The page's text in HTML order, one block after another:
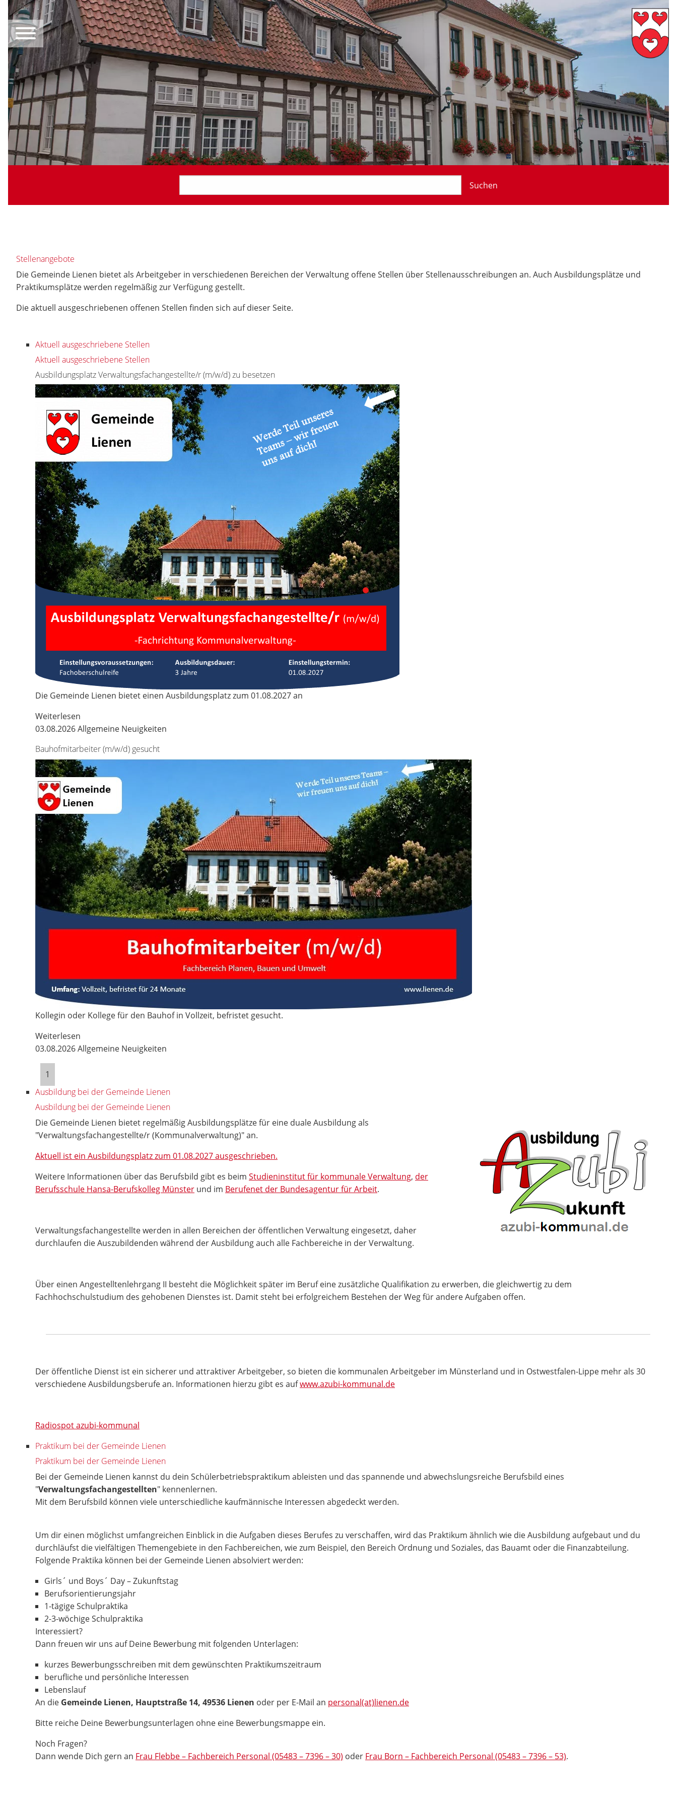
Suchen
Stellenangebote
Die Gemeinde Lienen bietet als Arbeitgeber in verschiedenen Bereichen der Verwaltung offene Stellen über Stellenausschreibungen an. Auch Ausbildungsplätze und
Praktikumsplätze werden regelmäßig zur Verfügung gestellt.
Die aktuell ausgeschriebenen offenen Stellen finden sich auf dieser Seite.
Aktuell ausgeschriebene Stellen
Aktuell ausgeschriebene Stellen
Ausbildungsplatz Verwaltungsfachangestellte/r (m/w/d) zu besetzen
Die Gemeinde Lienen bietet einen Ausbildungsplatz zum 01.08.2027 an
Weiterlesen
03.08.2026Allgemeine Neuigkeiten
Bauhofmitarbeiter (m/w/d) gesucht
Kollegin oder Kollege für den Bauhof in Vollzeit, befristet gesucht.
Weiterlesen
03.08.2026Allgemeine Neuigkeiten
1
Ausbildung bei der Gemeinde Lienen
Ausbildung bei der Gemeinde Lienen
Die Gemeinde Lienen bietet regelmäßig Ausbildungsplätze für eine duale Ausbildung als
"Verwaltungsfachangestellte/r (Kommunalverwaltung)" an.
Aktuell ist ein Ausbildungsplatz zum 01.08.2027 ausgeschrieben.
Weitere Informationen über das Berufsbild gibt es beim Studieninstitut für kommunale Verwaltung, der
Berufsschule Hansa-Berufskolleg Münster und im Berufenet der Bundesagentur für Arbeit.
Verwaltungsfachangestellte werden in allen Bereichen der öffentlichen Verwaltung eingesetzt, daher
durchlaufen die Auszubildenden während der Ausbildung auch alle Fachbereiche in der Verwaltung.
Über einen Angestelltenlehrgang II besteht die Möglichkeit später im Beruf eine zusätzliche Qualifikation zu erwerben, die gleichwertig zu dem
Fachhochschulstudium des gehobenen Dienstes ist. Damit steht bei erfolgreichem Bestehen der Weg für andere Aufgaben offen.
Der öffentliche Dienst ist ein sicherer und attraktiver Arbeitgeber, so bieten die kommunalen Arbeitgeber im Münsterland und in Ostwestfalen-Lippe mehr als 30
verschiedene Ausbildungsberufe an. Informationen hierzu gibt es aufwww.azubi-kommunal.de
Radiospot azubi-kommunal
Praktikum bei der Gemeinde Lienen
Praktikum bei der Gemeinde Lienen
Bei der Gemeinde Lienen kannst du dein Schülerbetriebspraktikum ableisten und das spannende und abwechslungsreiche Berufsbild eines
"Verwaltungsfachangestellten" kennenlernen.
Mit dem Berufsbild können viele unterschiedliche kaufmännische Interessen abgedeckt werden.
Um dir einen möglichst umfangreichen Einblick in die Aufgaben dieses Berufes zu verschaffen, wird das Praktikum ähnlich wie die Ausbildung aufgebaut und du
durchläufst die vielfältigen Themengebiete in den Fachbereichen, wie zum Beispiel, den Bereich Ordnung und Soziales, das Bauamt oder die Finanzabteilung.
Folgende Praktika können bei der Gemeinde Lienen absolviert werden:
Girls´ und Boys´ Day – Zukunftstag
Berufsorientierungsjahr
1-tägige Schulpraktika
2-3-wöchige Schulpraktika
Interessiert?
Dann freuen wir uns auf Deine Bewerbung mit folgenden Unterlagen:
kurzes Bewerbungsschreiben mit dem gewünschten Praktikumszeitraum
berufliche und persönliche Interessen
Lebenslauf
An die Gemeinde Lienen, Hauptstraße 14, 49536 Lienen oder per E-Mail an personal(at)lienen.de
Bitte reiche Deine Bewerbungsunterlagen ohne eine Bewerbungsmappe ein.
Noch Fragen?
Dann wende Dich gern an Frau Flebbe – Fachbereich Personal (05483 – 7396 – 30) oder Frau Born – Fachbereich Personal (05483 – 7396 – 53).